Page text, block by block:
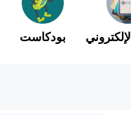
بودكاست